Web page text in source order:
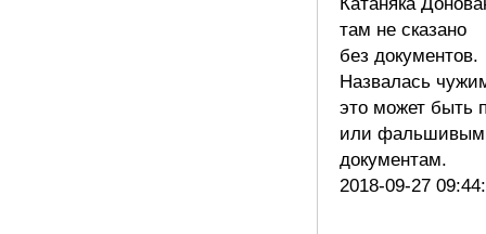
Катаняка
там не сказано
без документов.
Назвалась
это может быть
или фальшивым
документам.
2018-09-27